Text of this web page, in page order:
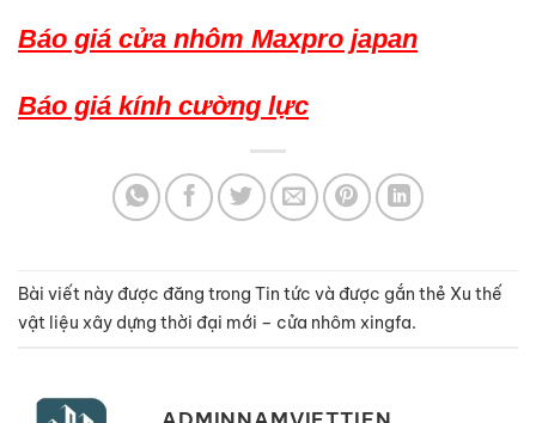
Báo giá cửa nhôm Maxpro japan
Báo giá kính cường lực
Bài viết này được đăng trong Tin tức và được gắn thẻ Xu thế
vật liệu xây dựng thời đại mới – cửa nhôm xingfa.